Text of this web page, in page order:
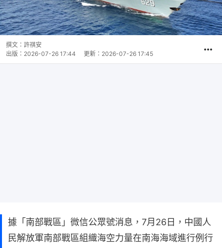
撰文： 許祺安
出版： 2026-07-26 17:44 更新： 2026-07-26 17:45
據「南部戰區」微信公眾號消息，7月26日，中國人
民解放軍南部戰區組織海空力量在南海海域進行例行